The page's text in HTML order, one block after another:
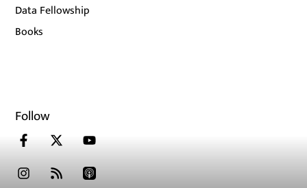
Data Fellowship
Books
Follow